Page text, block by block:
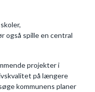
også spille en central
projekter i
på længere
kommunens planer